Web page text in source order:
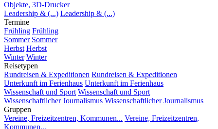
Objekte, 3D-Drucker
Leadership & (...) Leadership & (...)
Termine
Frühling Frühling
Sommer Sommer
Herbst Herbst
Winter Winter
Reisetypen
Rundreisen & Expeditionen Rundreisen & Expeditionen
Unterkunft im Ferienhaus Unterkunft im Ferienhaus
Wissenschaft und Sport Wissenschaft und Sport
Wissenschaftlicher Journalismus Wissenschaftlicher Journalismus
Gruppen
Vereine, Freizeitzentren, Kommunen... Vereine, Freizeitzentren,
Kommunen...